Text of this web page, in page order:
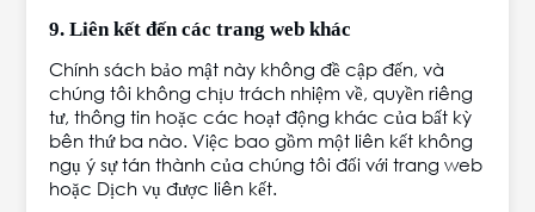
9. Liên kết đến các trang web khác
Chính sách bảo mật này không đề cập đến, và
chúng tôi không chịu trách nhiệm về, quyền riêng
tư, thông tin hoặc các hoạt động khác của bất kỳ
bên thứ ba nào. Việc bao gồm một liên kết không
ngụ ý sự tán thành của chúng tôi đối với trang web
hoặc Dịch vụ được liên kết.